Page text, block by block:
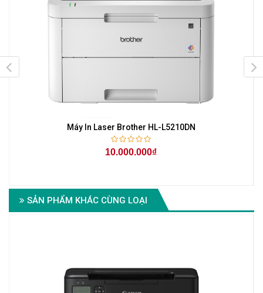
Máy In Laser Brother HL-L5210DN
10.000.000₫
SẢN PHẨM KHÁC CÙNG LOẠI